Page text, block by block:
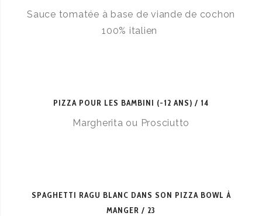
Sauce tomatée à base de viande de cochon
100% italien
PIZZA POUR LES BAMBINI (-12 ANS) 14
Margherita ou Prosciutto
SPAGHETTI RAGU BLANC DANS SON PIZZA BOWL À
MANGER
23